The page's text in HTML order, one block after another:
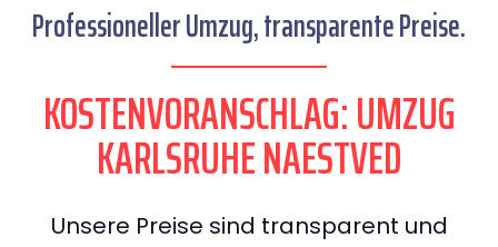
Professioneller Umzug, transparente Preise.
KOSTENVORANSCHLAG: UMZUG
KARLSRUHE NAESTVED
Unsere Preise sind transparent und